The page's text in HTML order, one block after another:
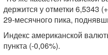
держится у отметки 6,5343
29-месячного пика,
Индекс американской
пункта (-0,06%).